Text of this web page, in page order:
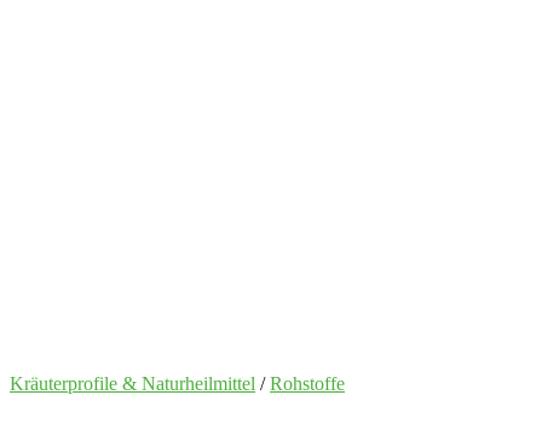
Kräuterprofile & Naturheilmittel /Rohstoffe